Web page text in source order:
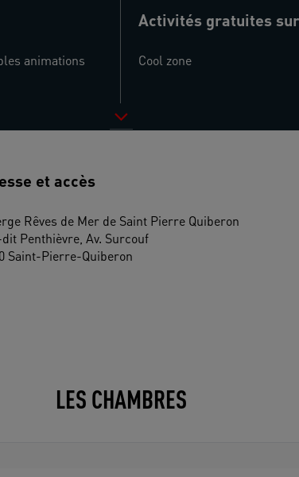
animations
Activités gratuites
Cool zone
et accès
Rêves de Mer de Saint Pierre Quiberon
Penthièvre, Av. Surcouf
Saint-Pierre-Quiberon
LES CHAMBRES